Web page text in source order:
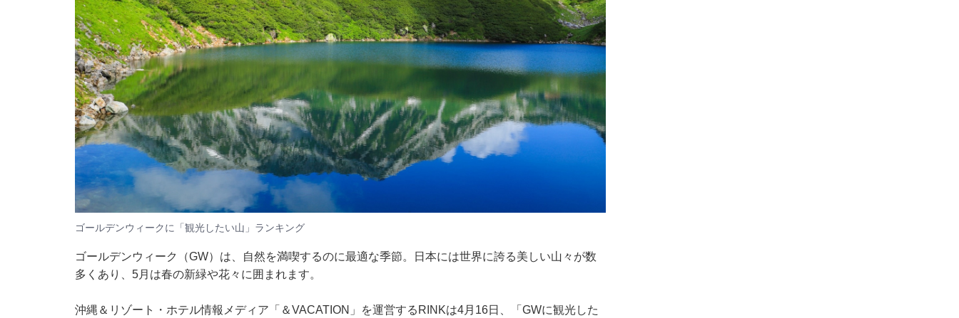
ゴールデンウィークに「観光したい山」ランキング
ゴールデンウィーク（GW）は、自然を満喫するのに最適な季節。日本には世界に誇る美しい山々が数
多くあり、5月は春の新緑や花々に囲まれます。
沖縄＆リゾート・ホテル情報メディア「＆VACATION」を運営するRINKは4月16日、「GWに観光した